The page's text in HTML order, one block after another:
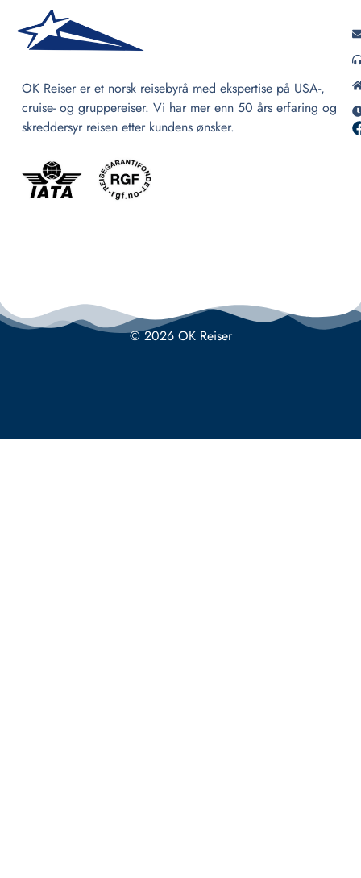
OK Reiser er et norsk reisebyrå med ekspertise på USA-,
cruise- og gruppereiser. Vi har mer enn 50 års erfaring og
skreddersyr reisen etter kundens ønsker.
© 2026 OK Reiser